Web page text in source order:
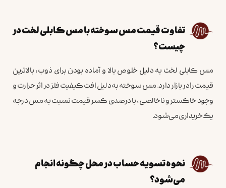
تفاوت قیمت مس سوخته با مس کابلی لخت در
چیست؟
مس کابلی لخت به دلیل خلوص بالا و آماده بودن برای ذوب، بالاترین
قیمت را در بازار دارد. مس سوخته به دلیل افت کیفیت فلز در اثر حرارت و
وجود خاکستر و ناخالصی، با درصدی کسر قیمت نسبت به مس درجه
یک خریداری می‌شود.
نحوه تسویه حساب در محل چگونه انجام
می‌شود؟